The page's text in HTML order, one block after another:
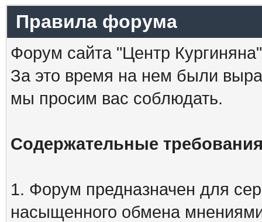
Правила форума
Форум сайта "Центр
За это время на нем были
мы просим вас соблюдать.
Содержательные
1. Форум предназначен для
насыщенного обмена